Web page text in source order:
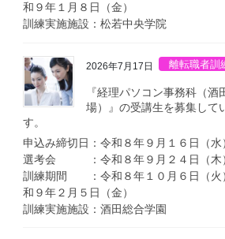
和９年１月８日（金）
訓練実施施設：松若中央学院
2026年7月17日 離転職者訓
『経理パソコン事務科（酒
場）』の受講生を募集して
す。
申込み締切日：令和８年９月１６日（水
選考会 ：令和８年９月２４日（木
訓練期間 ：令和８年１０月６日（火
和９年２月５日（金）
訓練実施施設：酒田総合学園